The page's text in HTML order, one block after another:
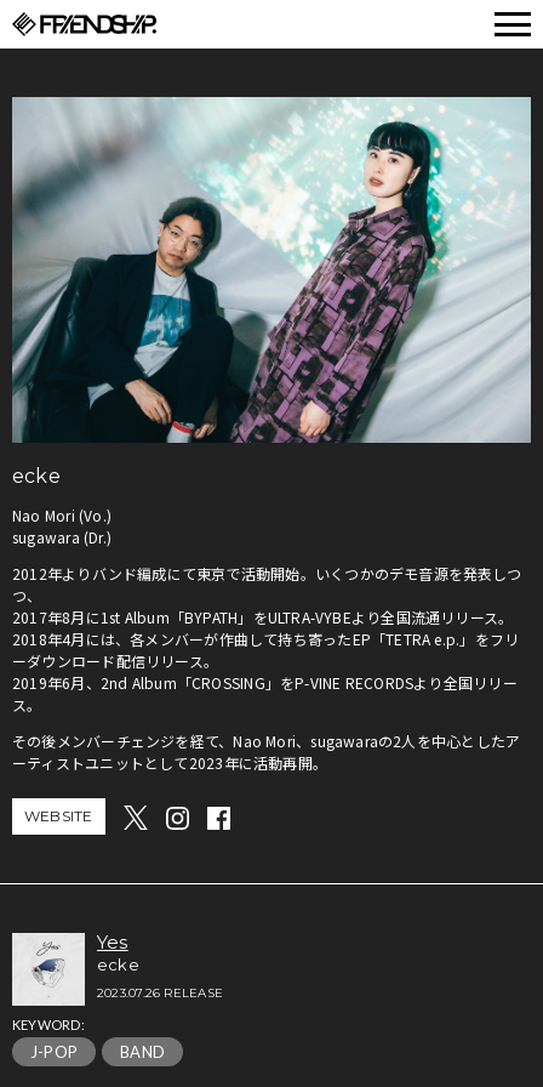
ecke
Nao Mori (Vo.)
sugawara (Dr.)
2012年よりバンド編成にて東京で活動開始。いくつかのデモ音源を発表しつ
つ、
2017年8月に1st Album「BYPATH」をULTRA-VYBEより全国流通リリース。
2018年4月には、各メンバーが作曲して持ち寄ったEP「TETRA e.p.」をフリ
ーダウンロード配信リリース。
2019年6月、2nd Album「CROSSING」をP-VINE RECORDSより全国リリー
ス。
その後メンバーチェンジを経て、Nao Mori、sugawaraの2人を中心としたア
ーティストユニットとして2023年に活動再開。
WEBSITE
Yes
ecke
2023.07.26 RELEASE
KEYWORD:
J-POP BAND